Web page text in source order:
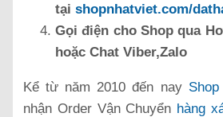
tại shopnhatviet.com/
Gọi điện cho Shop qua
hoặc Chat Viber,Zalo
Kể từ năm 2010 đến nay
nhận Order Vận Chuyển hàng